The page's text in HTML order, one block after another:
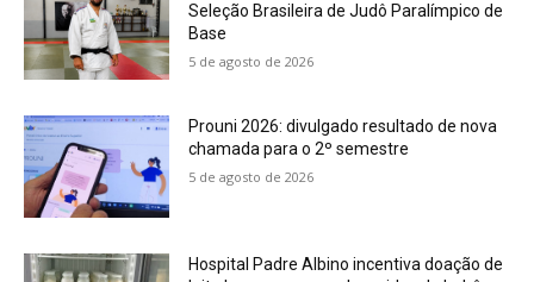
Seleção Brasileira de Judô Paralímpico de
Base
5 de agosto de 2026
Prouni 2026: divulgado resultado de nova
chamada para o 2º semestre
5 de agosto de 2026
Hospital Padre Albino incentiva doação de